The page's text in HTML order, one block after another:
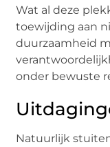
Wat al deze
toewijding aan
duurzaamheid
onder bewuste
Natuurlijk